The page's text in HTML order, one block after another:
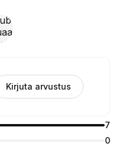
Kirjuta arvustus
7
0